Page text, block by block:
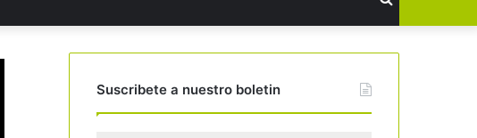
Suscribete a nuestro boletin